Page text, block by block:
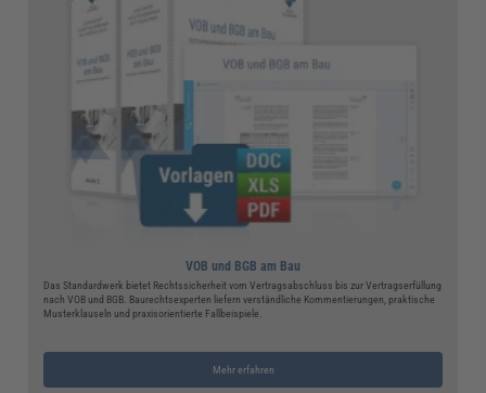
VOB und BGB am Bau
Das Standardwerk bietet Rechtssicherheit vom Vertragsabschluss bis zur Vertragserfüllung
nach VOB und BGB. Baurechtsexperten liefern verständliche Kommentierungen, praktische
Musterklauseln und praxisorientierte Fallbeispiele.
Mehr erfahren